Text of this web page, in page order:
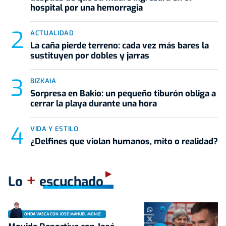
hospital por una hemorragia
ACTUALIDAD
La caña pierde terreno: cada vez más bares la
sustituyen por dobles y jarras
BIZKAIA
Sorpresa en Bakio: un pequeño tiburón obliga a
cerrar la playa durante una hora
VIDA Y ESTILO
¿Delfines que violan humanos, mito o realidad?
Lo + escuchado
ONDA VASCA CON JOSÉ MANUEL MONJE